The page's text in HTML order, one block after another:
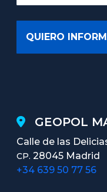
GEOPOL
Calle de las
CP. 28045 Madrid
+34 639 50 77 56